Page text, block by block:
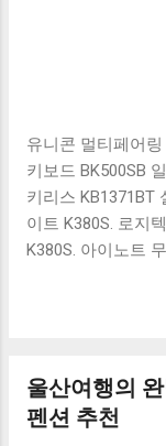
유니콘 멀티페어
키보드 BK500SB
키리스 KB1371BT
이트 K380S. 로지
K380S. 아이노트
OABTKBDA 퓨어
랙. 큐센 멤브레인
키보드 구매를 고
다양한 할인 혜택
울산여행의
펜션 추천